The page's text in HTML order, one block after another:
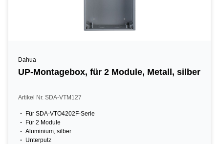
Dahua
UP-Montagebox, für 2 Module, Metall, silber
Artikel Nr. SDA-VTM127
Für SDA-VTO4202F-Serie
Für 2 Module
Aluminium, silber
Unterputz